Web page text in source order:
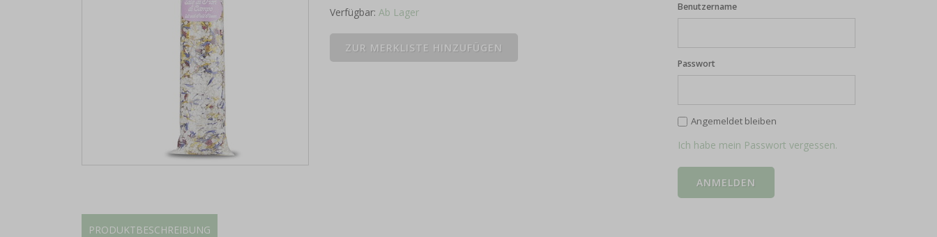
Verfügbar:Ab Lager
PRODUKTBESCHREIBUNG
Benutzername
Passwort
Angemeldet bleiben
Ich habe mein Passwort vergessen.